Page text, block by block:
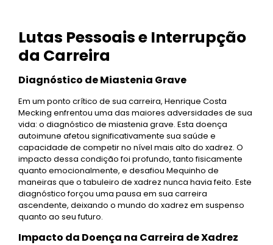
Lutas Pessoais e Interrupção
da Carreira
Diagnóstico de Miastenia Grave
Em um ponto crítico de sua carreira, Henrique Costa
Mecking enfrentou uma das maiores adversidades de sua
vida: o diagnóstico de miastenia grave. Esta doença
autoimune afetou significativamente sua saúde e
capacidade de competir no nível mais alto do xadrez. O
impacto dessa condição foi profundo, tanto fisicamente
quanto emocionalmente, e desafiou Mequinho de
maneiras que o tabuleiro de xadrez nunca havia feito. Este
diagnóstico forçou uma pausa em sua carreira
ascendente, deixando o mundo do xadrez em suspenso
quanto ao seu futuro.
Impacto da Doença na Carreira de Xadrez